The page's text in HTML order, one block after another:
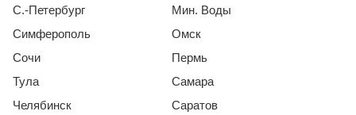
С.-Петербург
Симферополь
Сочи
Тула
Челябинск
Мин. Воды
Омск
Пермь
Самара
Саратов